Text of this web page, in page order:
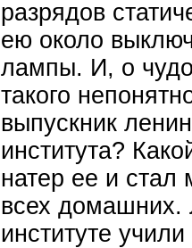
разрядов
ею около
лампы. И, о
такого
выпускник
института?
натер ее и стал
всех домашних.
институте